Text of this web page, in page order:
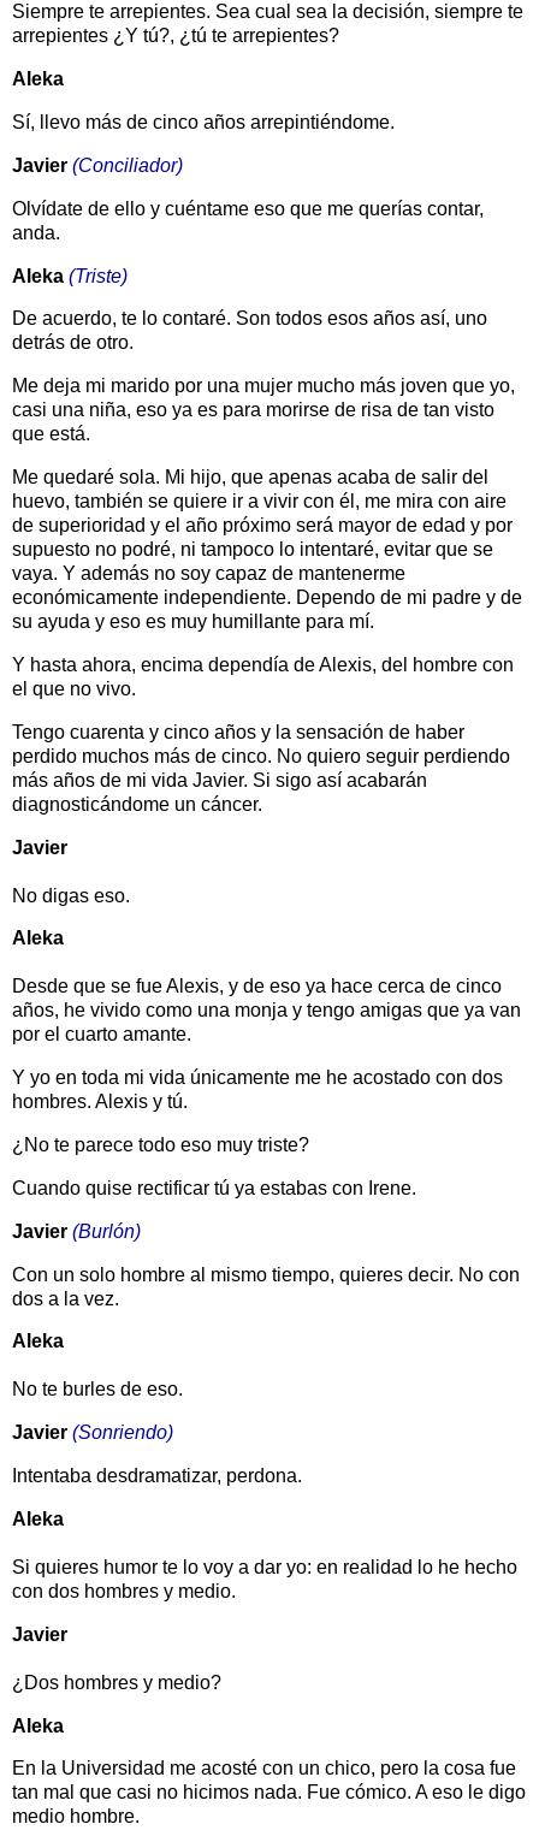
Siempre te arrepientes. Sea cual sea la decisión, siempre te
arrepientes ¿Y tú?, ¿tú te arrepientes?
Aleka
Sí, llevo más de cinco años arrepintiéndome.
Javier (Conciliador)
Olvídate de ello y cuéntame eso que me querías contar,
anda.
Aleka (Triste)
De acuerdo, te lo contaré. Son todos esos años así, uno
detrás de otro.
Me deja mi marido por una mujer mucho más joven que yo,
casi una niña, eso ya es para morirse de risa de tan visto
que está.
Me quedaré sola. Mi hijo, que apenas acaba de salir del
huevo, también se quiere ir a vivir con él, me mira con aire
de superioridad y el año próximo será mayor de edad y por
supuesto no podré, ni tampoco lo intentaré, evitar que se
vaya. Y además no soy capaz de mantenerme
económicamente independiente. Dependo de mi padre y de
su ayuda y eso es muy humillante para mí.
Y hasta ahora, encima dependía de Alexis, del hombre con
el que no vivo.
Tengo cuarenta y cinco años y la sensación de haber
perdido muchos más de cinco. No quiero seguir perdiendo
más años de mi vida Javier. Si sigo así acabarán
diagnosticándome un cáncer.
Javier
No digas eso.
Aleka
Desde que se fue Alexis, y de eso ya hace cerca de cinco
años, he vivido como una monja y tengo amigas que ya van
por el cuarto amante.
Y yo en toda mi vida únicamente me he acostado con dos
hombres. Alexis y tú.
¿No te parece todo eso muy triste?
Cuando quise rectificar tú ya estabas con Irene.
Javier (Burlón)
Con un solo hombre al mismo tiempo, quieres decir. No con
dos a la vez.
Aleka
No te burles de eso.
Javier (Sonriendo)
Intentaba desdramatizar, perdona.
Aleka
Si quieres humor te lo voy a dar yo: en realidad lo he hecho
con dos hombres y medio.
Javier
¿Dos hombres y medio?
Aleka
En la Universidad me acosté con un chico, pero la cosa fue
tan mal que casi no hicimos nada. Fue cómico. A eso le digo
medio hombre.